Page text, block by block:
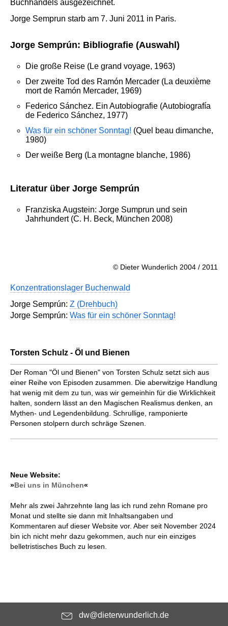
Buchhandels ausgezeichnet.
Jorge Semprun starb am 7. Juni 2011 in Paris.
Jorge Semprún: Bibliografie (Auswahl)
Die große Reise (Le grand voyage, 1963)
Der zweite Tod des Ramón Mercader (La deuxième
mort de Ramón Mercader, 1969)
Federico Sánchez. Ein Autobiografie (Autobiografía
de Federico Sánchez, 1977)
Was für ein schöner Sonntag! (Quel beau dimanche,
1980)
Der weiße Berg (La montagne blanche, 1986)
Literatur über Jorge Semprún
Franziska Augstein: Jorge Sumprun und sein
Jahrhundert (C. H. Beck, München 2008)
© Dieter Wunderlich 2004 / 2011
Konzentrationslager Buchenwald
Jorge Semprún: Z (Drehbuch)
Jorge Semprún: Was für ein schöner Sonntag!
Torsten Schulz - Öl und Bienen
Der Roman "Öl und Bienen" von Torsten Schulz setzt sich aus
einer Reihe von Episoden zusammen. Die aberwitzige Handlung
hat wenig mit dem zu tun, was wir gemeinhin für die Wirklichkeit
halten, sondern lässt an den Magischen Realismus denken, an
Mythen- und Legendenbildung. Schrullige, ramponierte
Personen stolpern durch schräge Szenen.
Neue Website:
»Bei uns in München«
Mehr als zwei Jahrzehnte lang las ich rund zehn Romane pro
Monat und stellte sie dann mit Inhaltsangaben und
Kommentaren auf dieser Website vor. Aber seit November 2024
bin ich nicht mehr dazu gekommen, auch nur ein einziges
belletristisches Buch zu lesen.
dw@dieterwunderlich.de